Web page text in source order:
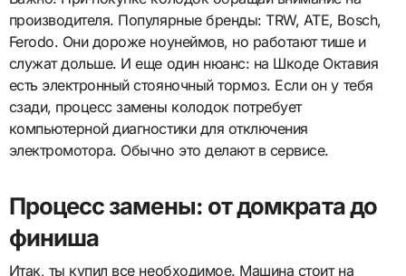
производителя. Популярные бренды: TRW, ATE, Bosch,
Ferodo. Они дороже ноунеймов, но работают тише и
служат дольше. И еще один нюанс: на Шкоде Октавия
есть электронный стояночный тормоз. Если он у тебя
сзади, процесс замены колодок потребует
компьютерной диагностики для отключения
электромотора. Обычно это делают в сервисе.
Процесс замены: от домкрата до
финиша
Итак, ты купил все необходимое. Машина стоит на